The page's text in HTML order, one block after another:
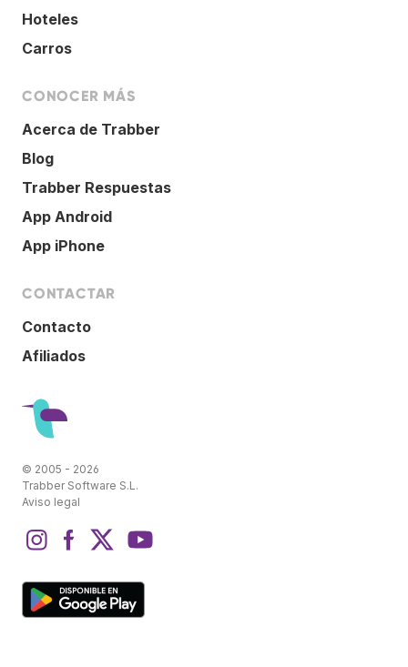
Hoteles
Carros
CONOCER MÁS
Acerca de Trabber
Blog
Trabber Respuestas
App Android
App iPhone
CONTACTAR
Contacto
Afiliados
© 2005 - 2026
Trabber Software S.L.
Aviso legal